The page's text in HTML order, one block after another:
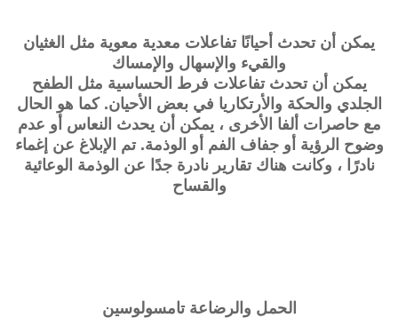
يمكن أن تحدث أحيانًا تفاعلات معدية معوية مثل الغثيان
والقيء والإسهال والإمساك
يمكن أن تحدث تفاعلات فرط الحساسية مثل الطفح
الجلدي والحكة والأرتكاريا في بعض الأحيان. كما هو الحال
مع حاصرات ألفا الأخرى ، يمكن أن يحدث النعاس أو عدم
وضوح الرؤية أو جفاف الفم أو الوذمة. تم الإبلاغ عن إغماء
نادرًا ، وكانت هناك تقارير نادرة جدًا عن الوذمة الوعائية
والقساح
الحمل والرضاعةتامسولوسين